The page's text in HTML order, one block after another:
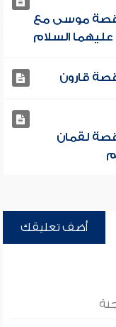
قصة موسى مع
السلام
قصة لقمان
أضف تعليقك